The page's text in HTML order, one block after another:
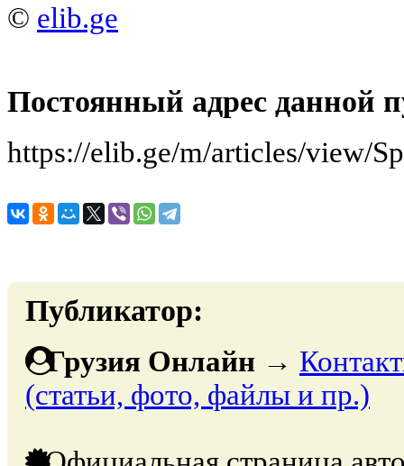
© elib.ge
Постоянный адрес данной
https://elib.ge/m/articles/view/
Публикатор:
Грузия Онлайн →
(статьи, фото, файлы и пр.)